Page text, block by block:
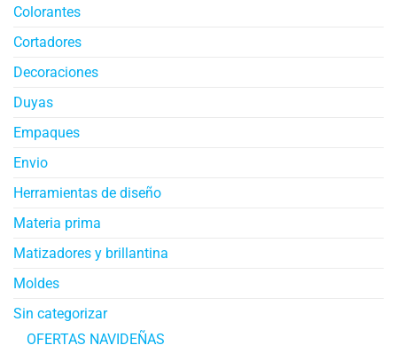
Colorantes
Cortadores
Decoraciones
Duyas
Empaques
Envio
Herramientas de diseño
Materia prima
Matizadores y brillantina
Moldes
Sin categorizar
OFERTAS NAVIDEÑAS